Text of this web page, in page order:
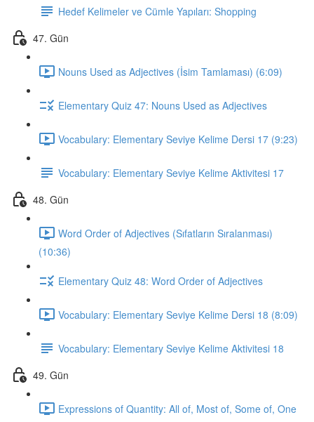
Hedef Kelimeler ve Cümle Yapıları: Shopping
47. Gün
Nouns Used as Adjectives (İsim Tamlaması) (6:09)
Elementary Quiz 47: Nouns Used as Adjectives
Vocabulary: Elementary Seviye Kelime Dersi 17 (9:23)
Vocabulary: Elementary Seviye Kelime Aktivitesi 17
48. Gün
Word Order of Adjectives (Sıfatların Sıralanması)
(10:36)
Elementary Quiz 48: Word Order of Adjectives
Vocabulary: Elementary Seviye Kelime Dersi 18 (8:09)
Vocabulary: Elementary Seviye Kelime Aktivitesi 18
49. Gün
Expressions of Quantity: All of, Most of, Some of, One